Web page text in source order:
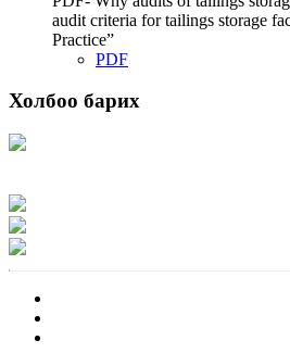
audit criteria for tailings storage
Practice”
PDF
Холбоо барих